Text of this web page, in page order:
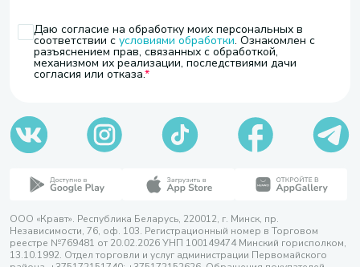
Даю согласие на обработку моих персональных в
соответствии с условиями обработки. Ознакомлен с
разъяснением прав, связанных с обработкой,
механизмом их реализации, последствиями дачи
согласия или отказа.
ООО «Кравт». Республика Беларусь, 220012, г. Минск, пр.
Независимости, 76, оф. 103. Регистрационный номер в Торговом
реестре №769481 от 20.02.2026 УНП 100149474 Минский горисполком,
13.10.1992. Отдел торговли и услуг администрации Первомайского